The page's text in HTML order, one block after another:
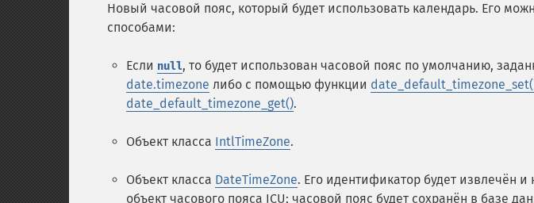
Новый часовой пояс, который будет использовать календарь. Его
способами:
Если null, то будет использован часовой пояс по умолчанию,
date.timezone либо с помощью функции
date_default_timezone_get().
Объект класса IntlTimeZone.
Объект класса DateTimeZone. Его идентификатор будет извлечён и
объект часового пояса ICU; часовой пояс будет сохранён в базе